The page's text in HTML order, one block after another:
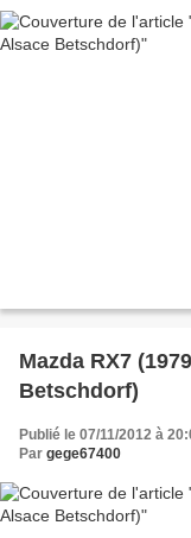
Mazda RX7
Betschdorf)
Publié le 07/11/2012 à
Par gege67400